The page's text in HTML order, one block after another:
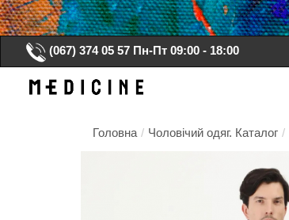
(067) 374 05 57 Пн-Пт 09:00 - 18:00
Головна / Чоловічий одяг. Каталог /